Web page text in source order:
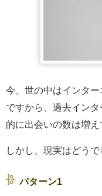
今、世の中はインター
ですから、過去イン
的に出会いの数は増え
しかし、現実はどうで
パターン1